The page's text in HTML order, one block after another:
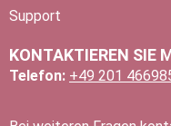
Support
KONTAKTIEREN SIE
Telefon: +49 201